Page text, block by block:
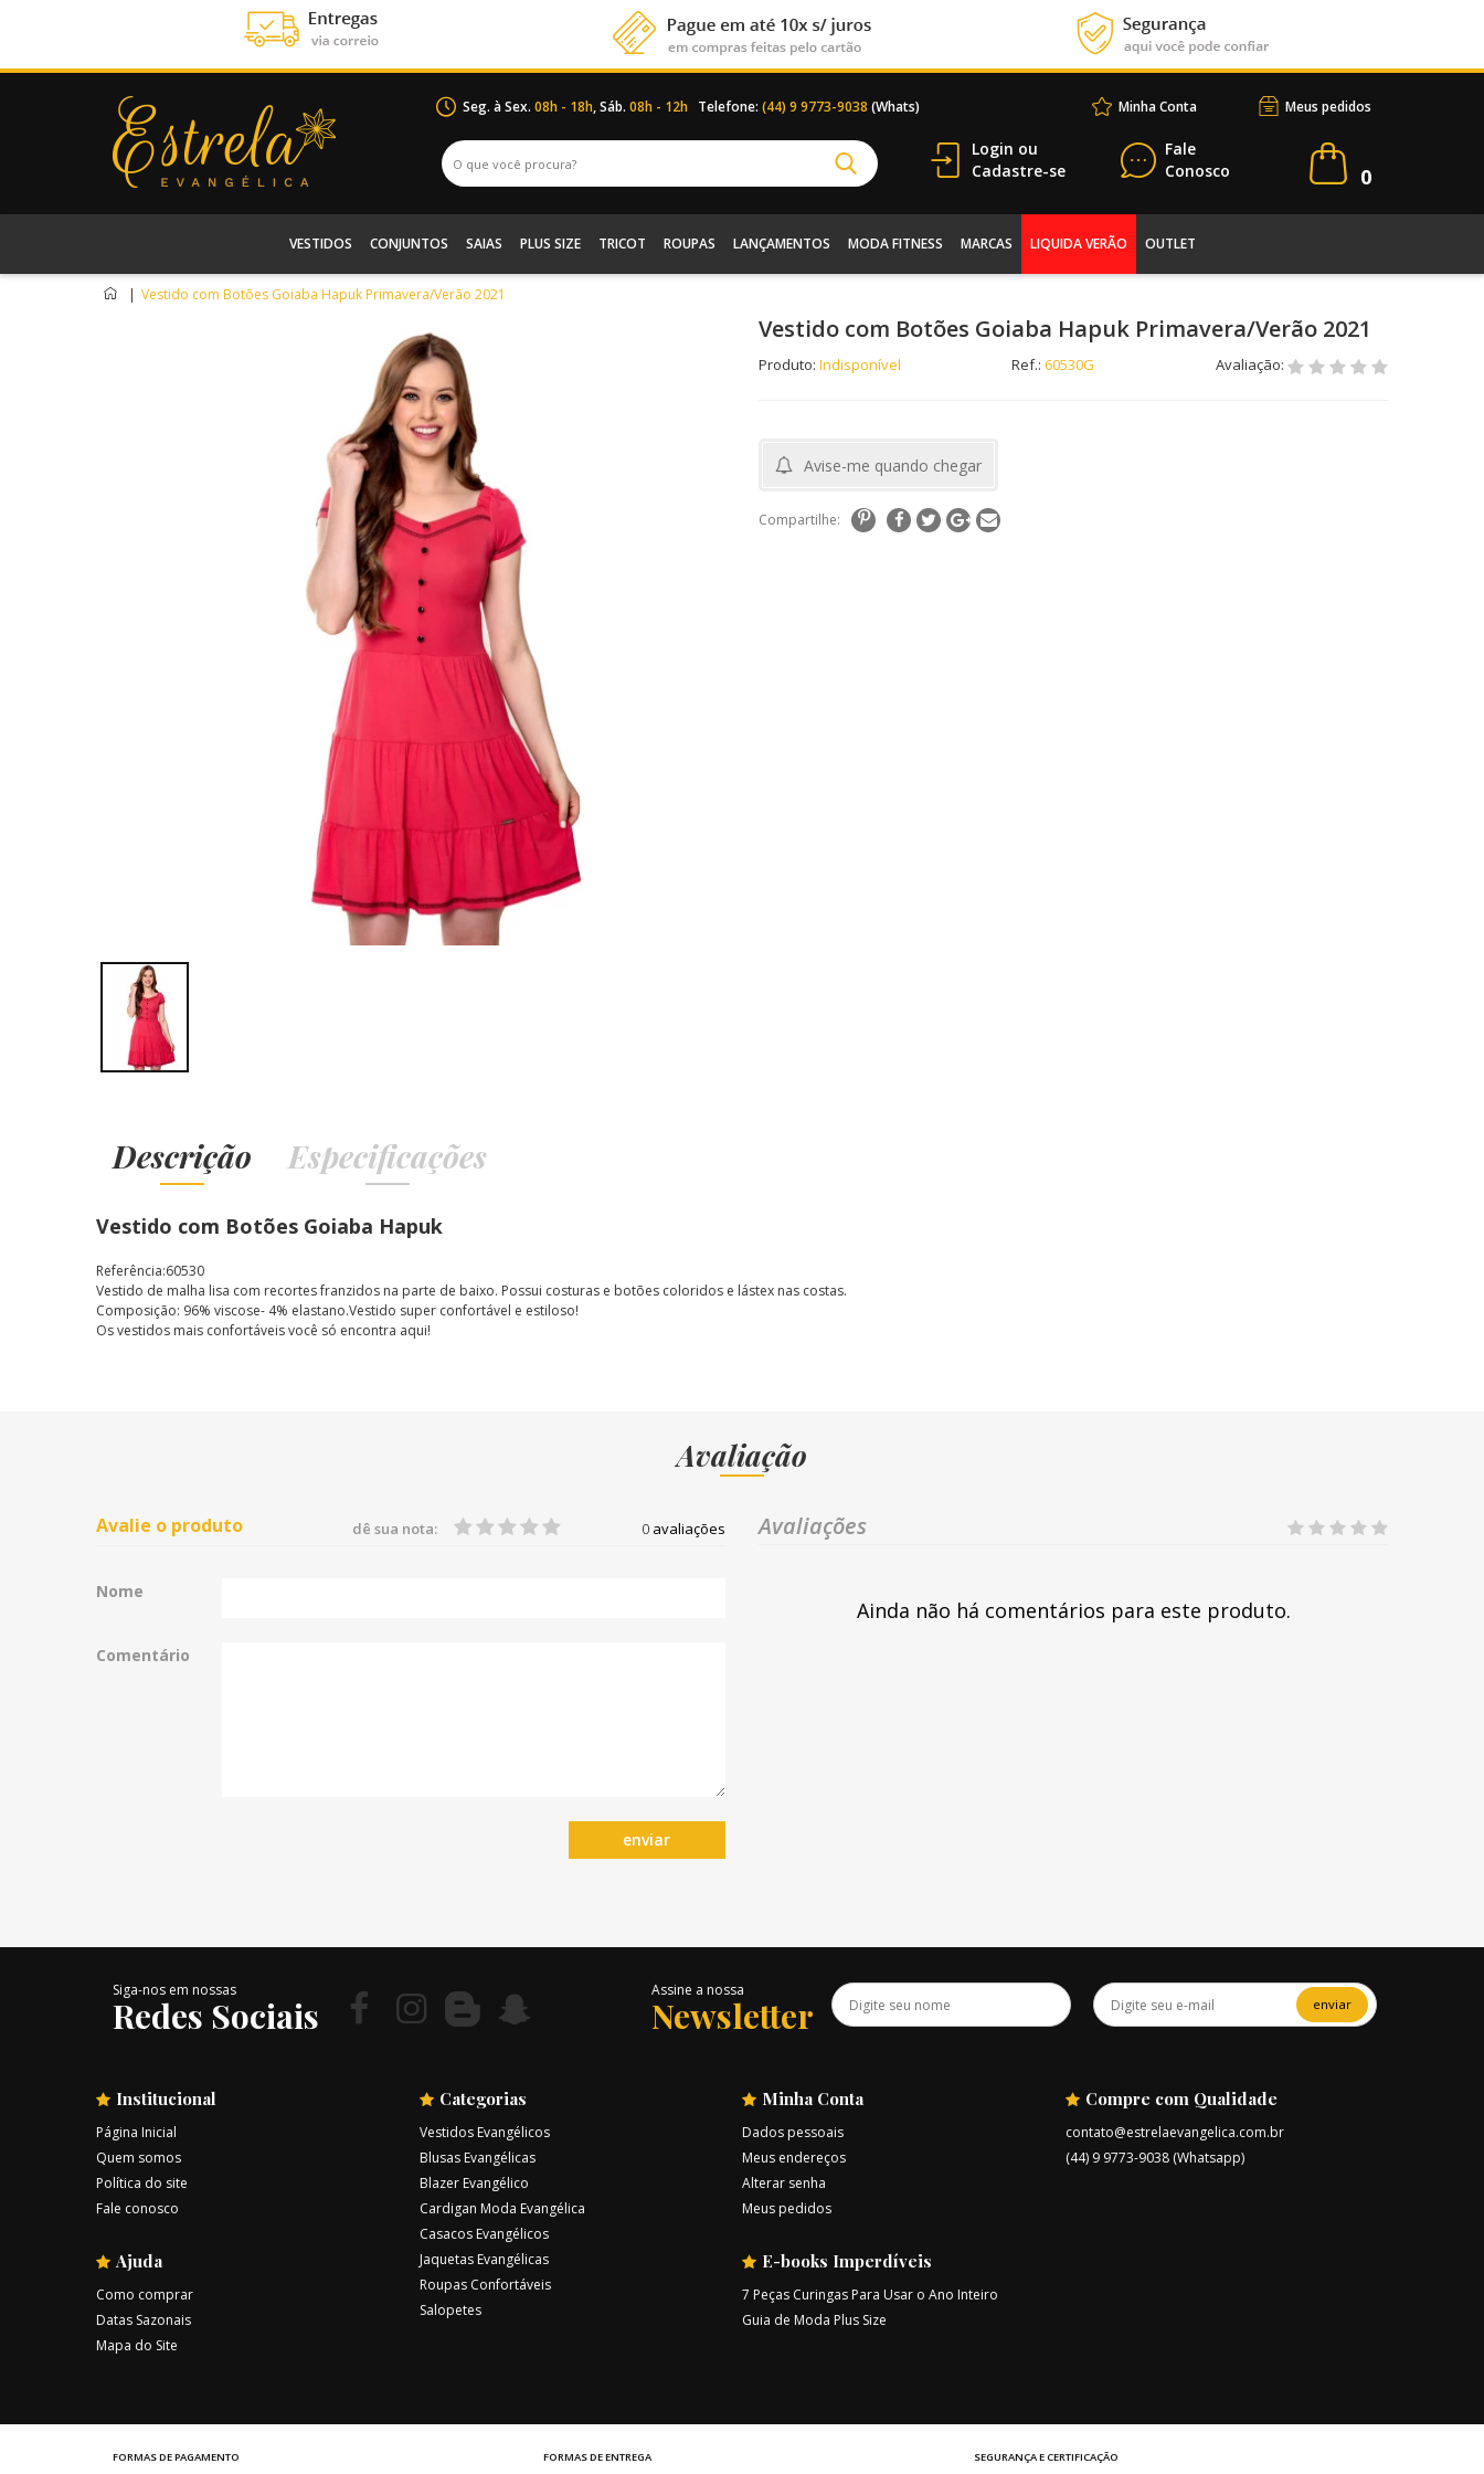
Seg. à Sex. 08h - 18h, Sáb. 08h - 12h Telefone: (44) 9 9773-9038 (Whats) Meus pedidos
Minha Conta
Login ou
Cadastre-se
Fale
Conosco
0
VESTIDOS CONJUNTOS SAIAS PLUS SIZE TRICOT ROUPAS LANÇAMENTOS MODA FITNESS MARCAS LIQUIDA VERÃO OUTLET
| Vestido com Botões Goiaba Hapuk Primavera/Verão 2021
Vestido com Botões Goiaba Hapuk Primavera/Verão 2021
Produto: Indisponível Ref.: 60530G Avaliação:
Avise-me quando chegar
Compartilhe:
Descrição
Vestido com Botões Goiaba Hapuk
Referência:60530
Vestido de malha lisa com recortes franzidos na parte de baixo. Possui costuras e botões coloridos e lástex nas costas.
Composição: 96% viscose- 4% elastano.Vestido super confortável e estiloso!
Os vestidos mais confortáveis você só encontra aqui!
Especificações
Avaliação
Avalie o produto 0 avaliações
dê sua nota:
Nome
Comentário
enviar
Avaliações
Ainda não há comentários para este produto.
Siga-nos em nossas
Redes Sociais
Assine a nossa
Newsletter enviar
Institucional
Página Inicial
Quem somos
Política do site
Fale conosco
Ajuda
Como comprar
Datas Sazonais
Mapa do Site
Categorias
Vestidos Evangélicos
Blusas Evangélicas
Blazer Evangélico
Cardigan Moda Evangélica
Casacos Evangélicos
Jaquetas Evangélicas
Roupas Confortáveis
Salopetes
Minha Conta
Dados pessoais
Meus endereços
Alterar senha
Meus pedidos
E-books Imperdíveis
7 Peças Curingas Para Usar o Ano Inteiro
Guia de Moda Plus Size
Compre com Qualidade
contato@estrelaevangelica.com.br
(44) 9 9773-9038 (Whatsapp)
FORMAS DE PAGAMENTO FORMAS DE ENTREGA SEGURANÇA E CERTIFICAÇÃO